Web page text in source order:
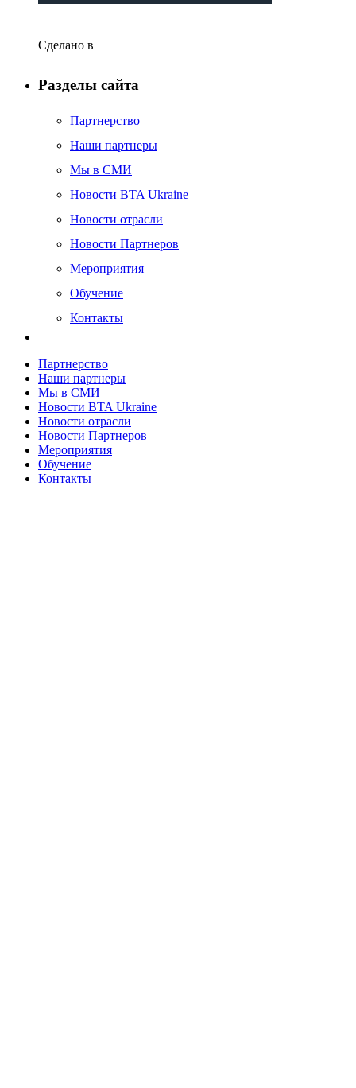
Март 2017
Ноябрь 2016
Сентябрь 2016
Август 2016
Июль 2016
Июнь 2016
Май 2016
Апрель 2016
Март 2016
Декабрь 2015
Ноябрь 2015
Май 2015
Апрель 2015
Март 2015
Февраль 2015
Январь 2015
Сделано в
Разделы сайта
Партнерство
Наши партнеры
Мы в СМИ
Новости BTA Ukraine
Новости отрасли
Новости Партнеров
Мероприятия
Обучение
Контакты
Партнерство
Наши партнеры
Мы в СМИ
Новости BTA Ukraine
Новости отрасли
Новости Партнеров
Мероприятия
Обучение
Контакты